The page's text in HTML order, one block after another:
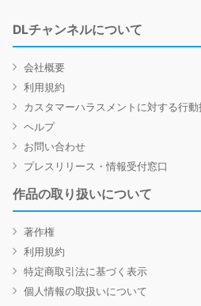
DLチャンネルについて
会社概要
利用規約
カスタマーハラスメントに対する行
ヘルプ
お問い合わせ
プレスリリース・情報受付窓口
作品の取り扱いについて
著作権
利用規約
特定商取引法に基づく表示
個人情報の取扱いについて